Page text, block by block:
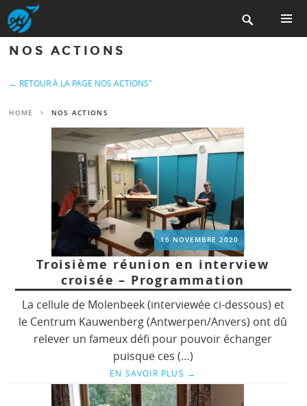
Aller
au
contenu
principal

MENU
NOS ACTIONS
← RETOUR À LA PAGE NOS ACTIONS"
HOME > NOS ACTIONS
16 NOVEMBRE 2020
Troisième réunion en interview
croisée – Programmation
La cellule de Molenbeek (interviewée ci-dessous) et
le Centrum Kauwenberg (Antwerpen/Anvers) ont dû
relever un fameux défi pour pouvoir échanger
puisque ces (…)
EN SAVOIR PLUS →